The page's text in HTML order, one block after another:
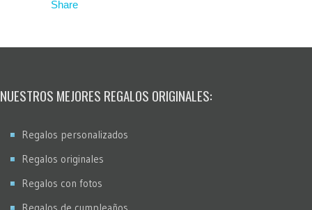
NUESTROS MEJORES REGALOS ORIGINALES:
Regalos personalizados
Regalos originales
Regalos con fotos